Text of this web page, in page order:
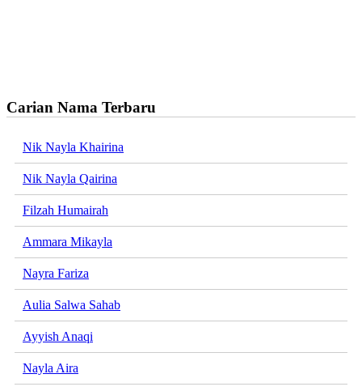
Carian Nama Terbaru
Nik Nayla Khairina
Nik Nayla Qairina
Filzah Humairah
Ammara Mikayla
Nayra Fariza
Aulia Salwa Sahab
Ayyish Anaqi
Nayla Aira